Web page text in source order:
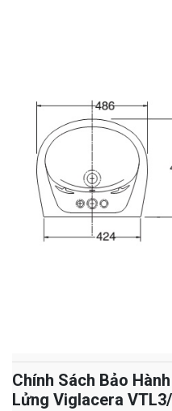
Chính Sách Bảo
Lửng Viglacera